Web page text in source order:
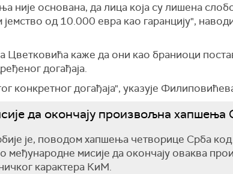
није основана, да лица која су лишена
од 10.000 евра као гаранцију",
каже да они као браниоци
догађаја.
конкретног догађаја", указује
да окончају произвољна
је, поводом хапшења четворице Срба
мисије да окончају оваква
карактера КиМ.